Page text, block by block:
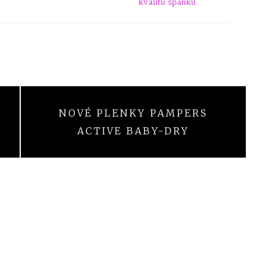
kvalitu spánku
NOVÉ PLENKY PAMPERS
ACTIVE BABY-DRY